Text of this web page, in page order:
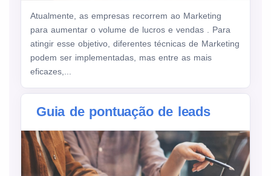
Atualmente, as empresas recorrem ao Marketing
para aumentar o volume de lucros e vendas . Para
atingir esse objetivo, diferentes técnicas de Marketing
podem ser implementadas, mas entre as mais
eficazes,...
Guia de pontuação de leads